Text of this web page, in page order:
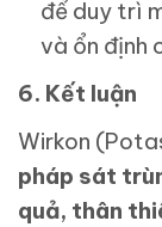
để duy trì
và ổn định
6. Kết luận
Wirkon
pháp sát
quả, thân